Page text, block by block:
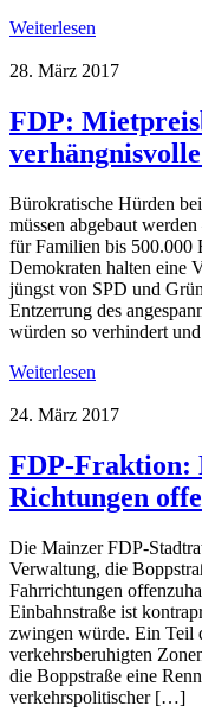
Weiterlesen
28. März 2017
FDP:
Bürokratische Hürden
müssen abgebaut
für Familien bis 500.000
Demokraten halten eine
jüngst von SPD und
Entzerrung des
würden so verhindert
Weiterlesen
24. März 2017
FDP-Fraktion:
Richtungen
Die Mainzer FDP-
Verwaltung, die
Fahrrichtungen
Einbahnstraße ist
zwingen würde. Ein Teil
verkehrsberuhigten
die Boppstraße eine
verkehrspolitischer […]